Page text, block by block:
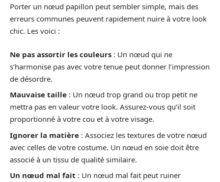
Porter un nœud papillon peut sembler simple, mais des
erreurs communes peuvent rapidement nuire à votre look
chic. Les voici :
Ne pas assortir les couleurs : Un nœud qui ne
s’harmonise pas avec votre tenue peut donner l’impression
de désordre.
Mauvaise taille : Un nœud trop grand ou trop petit ne
mettra pas en valeur votre look. Assurez-vous qu’il soit
proportionné à votre cou et à votre visage.
Ignorer la matière : Associez les textures de votre nœud
avec celles de votre costume. Un nœud en soie doit être
associé à un tissu de qualité similaire.
Un nœud mal fait : Un nœud mal fait peut ruiner